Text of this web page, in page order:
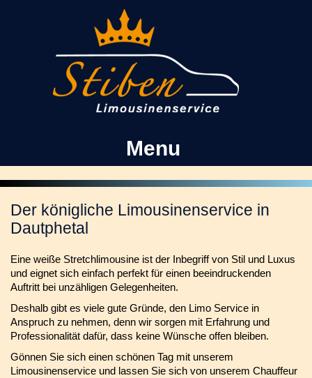
Menu
Der königliche Limousinenservice in
Dautphetal
Eine weiße Stretchlimousine ist der Inbegriff von Stil und Luxus
und eignet sich einfach perfekt für einen beeindruckenden
Auftritt bei unzähligen Gelegenheiten.
Deshalb gibt es viele gute Gründe, den Limo Service in
Anspruch zu nehmen, denn wir sorgen mit Erfahrung und
Professionalität dafür, dass keine Wünsche offen bleiben.
Gönnen Sie sich einen schönen Tag mit unserem
Limousinenservice und lassen Sie sich von unserem Chauffeur